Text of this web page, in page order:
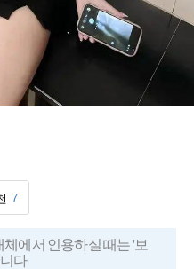
7
에서 인용하실 때는 '보
다